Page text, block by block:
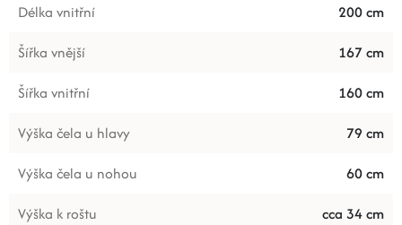
Délka vnitřní
200 cm
Šířka vnější
167 cm
Šířka vnitřní
160 cm
Výška čela u hlavy
79 cm
Výška čela u nohou
60 cm
Výška k roštu
cca 34 cm